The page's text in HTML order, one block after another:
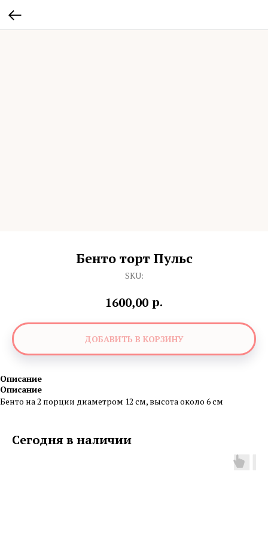
Бенто торт Пульс
SKU:
1600,00 р.
ДОБАВИТЬ В КОРЗИНУ
Описание
Описание
Бенто на 2 порции диаметром 12 см, высота около 6 см
Сегодня в наличии